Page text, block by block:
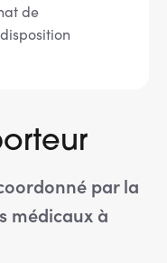
de
par la
médicaux à